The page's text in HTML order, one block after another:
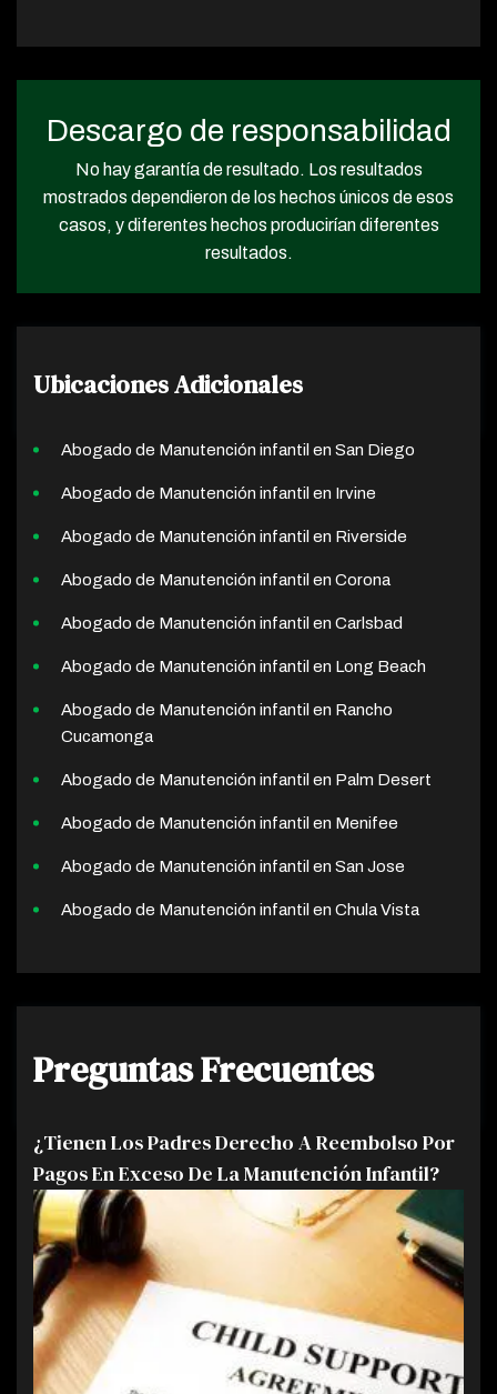
Descargo de responsabilidad
No hay garantía de resultado. Los resultados
mostrados dependieron de los hechos únicos de esos
casos, y diferentes hechos producirían diferentes
resultados.
Ubicaciones Adicionales
Abogado de Manutención infantil en San Diego
Abogado de Manutención infantil en Irvine
Abogado de Manutención infantil en Riverside
Abogado de Manutención infantil en Corona
Abogado de Manutención infantil en Carlsbad
Abogado de Manutención infantil en Long Beach
Abogado de Manutención infantil en Rancho
Cucamonga
Abogado de Manutención infantil en Palm Desert
Abogado de Manutención infantil en Menifee
Abogado de Manutención infantil en San Jose
Abogado de Manutención infantil en Chula Vista
Preguntas Frecuentes
¿Tienen Los Padres Derecho A Reembolso Por
Pagos En Exceso De La Manutención Infantil?